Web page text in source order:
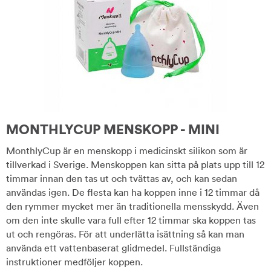
MONTHLYCUP MENSKOPP - MINI
MonthlyCup är en menskopp i medicinskt silikon som är
tillverkad i Sverige. Menskoppen kan sitta på plats upp till 12
timmar innan den tas ut och tvättas av, och kan sedan
användas igen. De flesta kan ha koppen inne i 12 timmar då
den rymmer mycket mer än traditionella mensskydd. Även
om den inte skulle vara full efter 12 timmar ska koppen tas
ut och rengöras. För att underlätta isättning så kan man
använda ett vattenbaserat glidmedel. Fullständiga
instruktioner medföljer koppen.